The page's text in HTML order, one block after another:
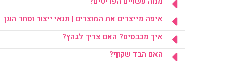
איפה מייצרים את המוצרים | תנאי ייצור וסחר הוגן
איך מכבסים? האם צריך לגהץ?
האם הבד שקוף?